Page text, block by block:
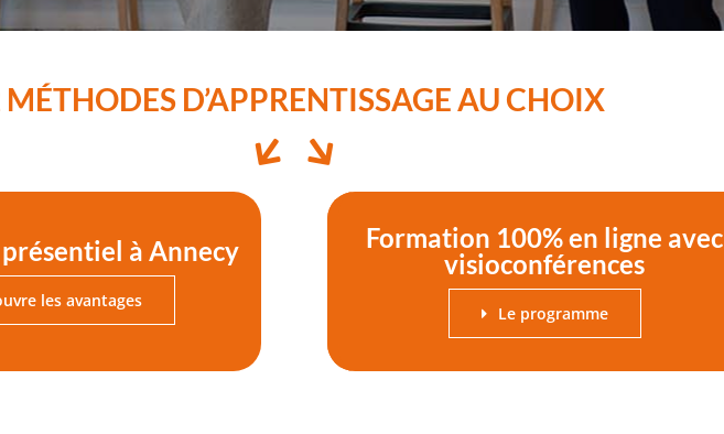
MÉTHODES D’APPRENTISSAGE AU CHOIX
à Annecy
les avantages
Formation 100% en ligne avec
visioconférences
Le programme